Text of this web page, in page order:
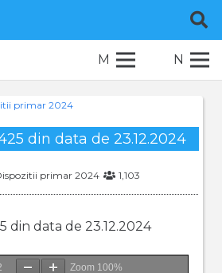
M N
primar 2024
din data de 23.12.2024
primar 2024 1,103
din data de 23.12.2024
Zoom 100%